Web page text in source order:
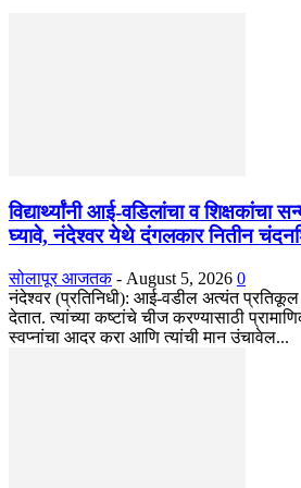
विद्यार्थ्यांनी आई-वडिलांचा व शिक्षकांचा
घ्यावे, नंदेश्वर येथे दंगलकार नितीन
सोलापूर आजतक - August 5, 2026 0
नंदेश्वर (प्रतिनिधी): आई-वडील अत्यंत प्रतिकूल
देतात. त्यांच्या कष्टांचे चीज करण्यासाठी
स्वप्नांचा आदर करा आणि त्यांची मान उंचावेल...